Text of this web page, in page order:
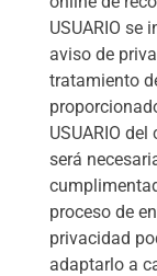
USUARIO se
aviso de
tratamiento
USUARIO
será
proceso de
privacidad
adaptarlo a